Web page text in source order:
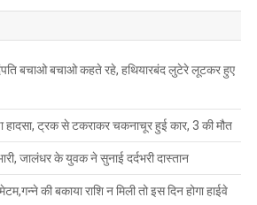
बचाओ बचाओ कहते रहे, हथियारबंद लुटेरे लूटकर हुए
ट्रक से टकराकर चकनाचूर हुई कार, 3 की मौत
जालंधर के युवक ने सुनाई दर्दभरी दास्तान
की बकाया राशि न मिली तो इस दिन होगा हाईवे